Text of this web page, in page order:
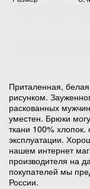
Приталенная,
рисунком.
раскованных
уместен. Брюки
ткани 100% хлопок.
эксплуатации.
нашем интернет
производителя на
покупателей мы
России.